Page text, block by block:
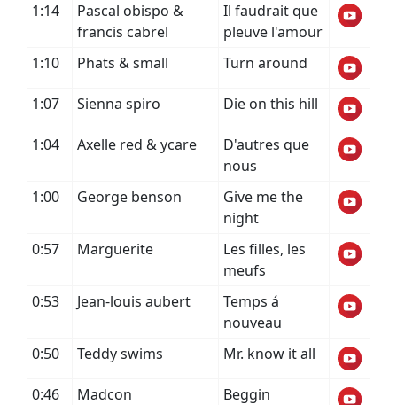
1:14
Pascal obispo &
francis cabrel
Il faudrait que
pleuve l'amour
1:10
Phats & small Turn around
1:07 Sienna spiro Die on this hill
1:04 Axelle red & ycare
D'autres que
nous
1:00
George benson
Give me the
night
0:57
Marguerite
Les filles, les
meufs
0:53
Jean-louis aubert
Temps á
nouveau
0:50
Teddy swims Mr. know it all
0:46 Madcon Beggin